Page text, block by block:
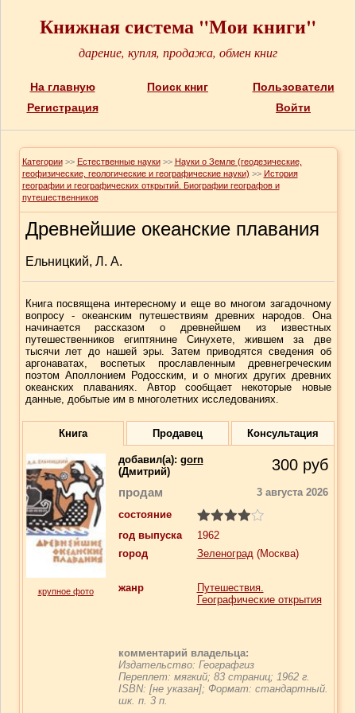
Книжная система "Мои книги"
дарение, купля, продажа, обмен книг
На главную Поиск книг
Пользователи
Регистрация
Войти
Категории >> Естественные науки >> Науки о Земле (геодезические,
геофизические, геологические и географические науки) >> История
географии и географических открытий. Биографии географов и
путешественников
Древнейшие океанские плавания
Ельницкий, Л. А.
Книга посвящена интересному и еще во многом загадочному
вопросу - океанским путешествиям древних народов. Она
начинается рассказом о древнейшем из известных
путешественников египтянине Синухете, жившем за две
тысячи лет до нашей эры. Затем приводятся сведения об
аргонаватах, воспетых прославленным древнегреческим
поэтом Аполлонием Родосским, и о многих других древних
океанских плаваниях. Автор сообщает некоторые новые
данные, добытые им в многолетних исследованиях.
Книга Продавец Консультация
крупное фото
добавил(a): gorn
(Дмитрий)
300 руб
продам
3 августа 2026
состояние
год выпуска
1962
город
Зеленоград(Москва)
жанр
Путешествия.
Географические открытия
комментарий владельца:
Издательство: Географгиз
Переплет: мягкий; 83 страниц; 1962 г.
ISBN: [не указан]; Формат: стандартный.
шк. п. 3 п.